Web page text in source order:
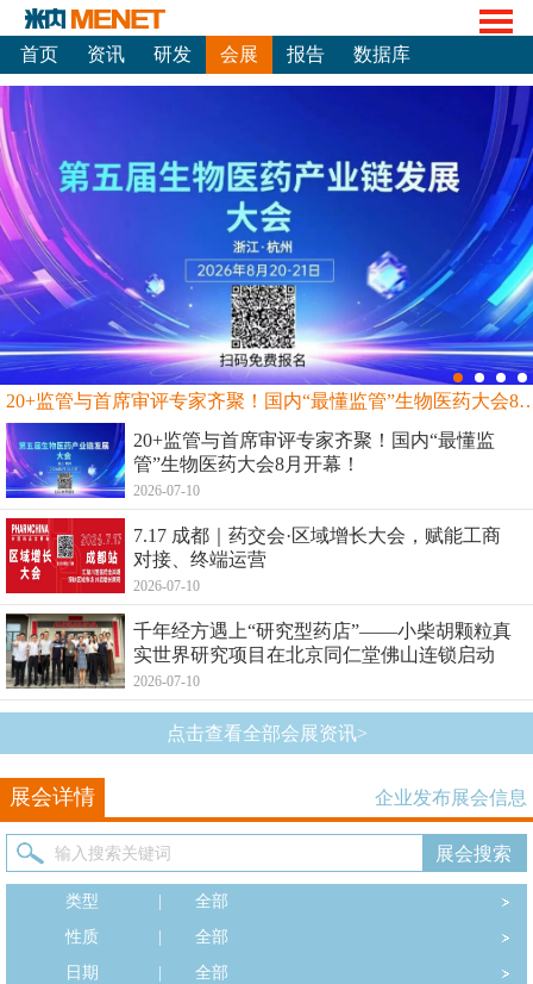
首页 资讯 研发 会展 报告 数据库
20+监管与首席审评专家齐聚！国内“最
20+监管与首席审评专家齐聚！国内“最懂监
管”生物医药大会8月开幕！
2026-07-10
7.17 成都｜药交会·区域增长大会，赋能工商
对接、终端运营
2026-07-10
千年经方遇上“研究型药店”——小柴胡颗粒真
实世界研究项目在北京同仁堂佛山连锁启动
2026-07-10
点击查看全部会展资讯>
展会详情 企业发布展会信息
类型
全部
性质
全部
日期
全部